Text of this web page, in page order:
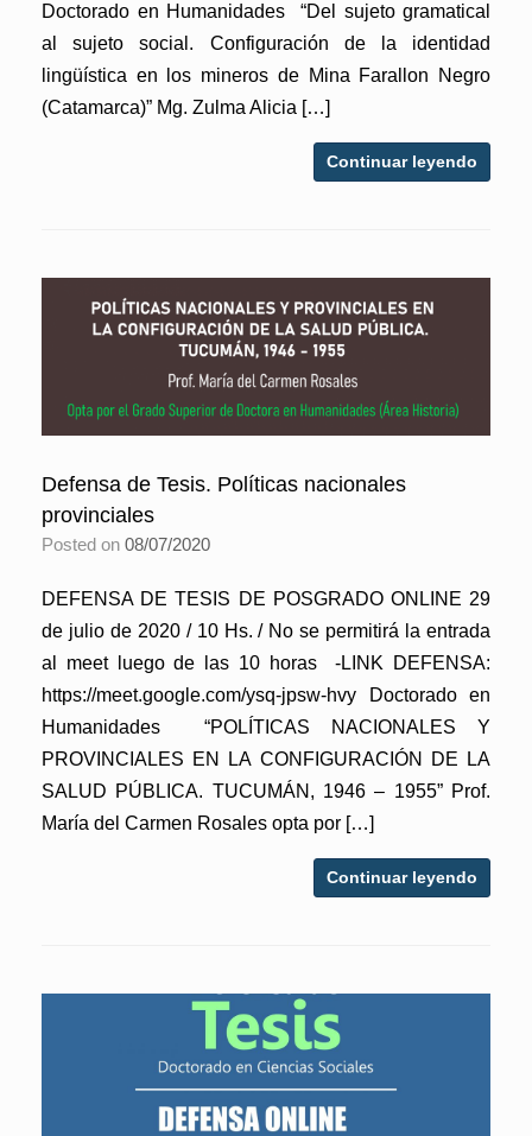
Doctorado en Humanidades “Del sujeto gramatical
al sujeto social. Configuración de la identidad
lingüística en los mineros de Mina Farallon Negro
(Catamarca)” Mg. Zulma Alicia […]
Continuar leyendo
Defensa de Tesis. Políticas nacionales
provinciales
Posted on 08/07/2020
DEFENSA DE TESIS DE POSGRADO ONLINE 29
de julio de 2020 / 10 Hs. / No se permitirá la entrada
al meet luego de las 10 horas -LINK DEFENSA:
https://meet.google.com/ysq-jpsw-hvy Doctorado en
Humanidades “POLÍTICAS NACIONALES Y
PROVINCIALES EN LA CONFIGURACIÓN DE LA
SALUD PÚBLICA. TUCUMÁN, 1946 – 1955” Prof.
María del Carmen Rosales opta por […]
Continuar leyendo